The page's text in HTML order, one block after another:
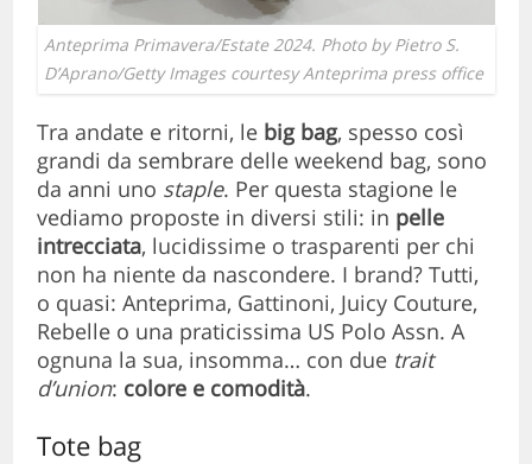
Anteprima Primavera/Estate 2024. Photo by Pietro S.
D’Aprano/Getty Images courtesy Anteprima press office
Tra andate e ritorni, le big bag, spesso così
grandi da sembrare delle weekend bag, sono
da anni uno staple. Per questa stagione le
vediamo proposte in diversi stili: in pelle
intrecciata, lucidissime o trasparenti per chi
non ha niente da nascondere. I brand? Tutti,
o quasi: Anteprima, Gattinoni, Juicy Couture,
Rebelle o una praticissima US Polo Assn. A
ognuna la sua, insomma… con due trait
d’union: colore e comodità.
Tote bag